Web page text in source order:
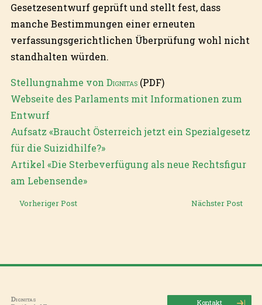
Gesetzesentwurf geprüft und stellt fest, dass
manche Bestimmungen einer erneuten
verfassungsgerichtlichen Überprüfung wohl nicht
standhalten würden.
Stellungnahme von Dignitas(PDF)
Webseite des Parlaments mit Informationen zum
Entwurf
Aufsatz «Braucht Österreich jetzt ein Spezialgesetz
für die Suizidhilfe?»
Artikel «Die Sterbeverfügung als neue Rechtsfigur
am Lebensende»
Vorheriger Post Nächster Post
Dignitas
Kontakt